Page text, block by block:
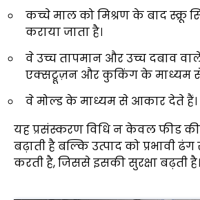
कच्चे माल को मिश्रण के बाद स्क्रू
कराया जाता है।
वे उच्च तापमान और उच्च दबाव
एक्सट्रूज़न और कुकिंग के माध्यम
वे मोल्ड के माध्यम से आकार देते हैं।
यह प्रसंस्करण विधि न केवल फीड
बढ़ाती है बल्कि उत्पाद को प्रभावी
करती है, जिससे इसकी सुरक्षा बढ़ती है।